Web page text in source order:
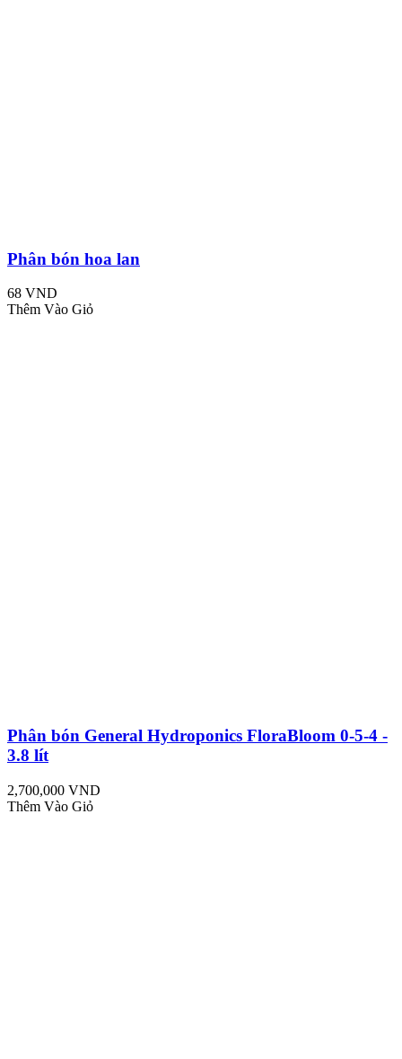
Phân bón hoa lan
68 VND
Thêm Vào Giỏ
Phân bón General Hydroponics FloraBloom 0-5-4 -
3.8 lít
2,700,000 VND
Thêm Vào Giỏ